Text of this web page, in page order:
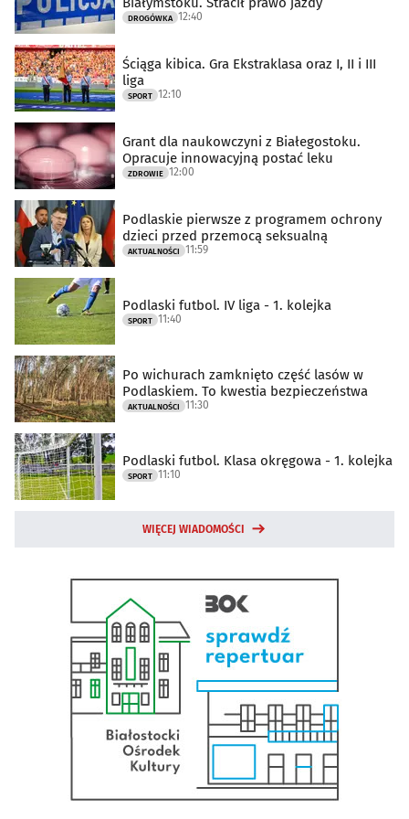
DROGÓWKA 12:40
Ściąga kibica. Gra Ekstraklasa oraz I, II i III
liga
SPORT 12:10
Grant dla naukowczyni z Białegostoku.
Opracuje innowacyjną postać leku
ZDROWIE 12:00
Podlaskie pierwsze z programem ochrony
dzieci przed przemocą seksualną
AKTUALNOŚCI 11:59
Podlaski futbol. IV liga - 1. kolejka
SPORT 11:40
Po wichurach zamknięto część lasów w
Podlaskiem. To kwestia bezpieczeństwa
AKTUALNOŚCI 11:30
Podlaski futbol. Klasa okręgowa - 1. kolejka
SPORT 11:10
WIĘCEJ WIADOMOŚCI